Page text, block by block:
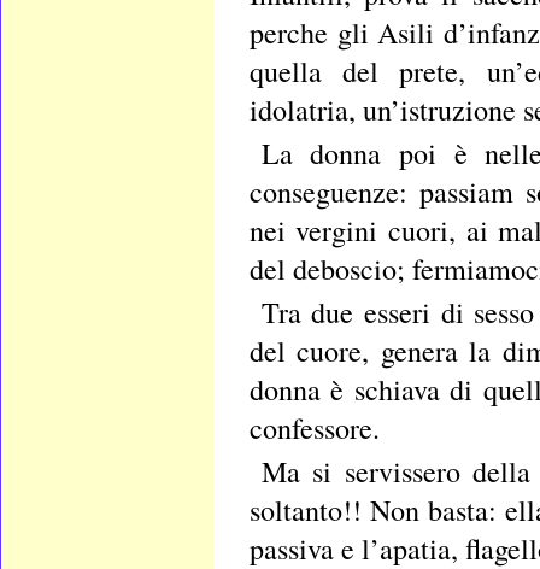
perche gli Asili
quella del prete,
idolatria, un’istruzione
La donna poi è
conseguenze:
nei vergini cuori, ai
del deboscio;
Tra due esseri di
del cuore, genera la
donna è schiava di
confessore.
Ma si servissero
soltanto!! Non basta:
passiva e l’apatia,